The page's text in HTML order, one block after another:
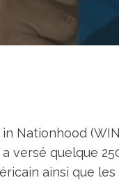
Nationhood
versé quelque
ainsi que